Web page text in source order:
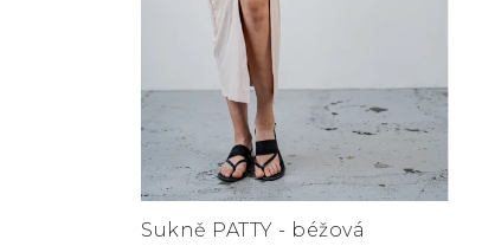
Sukně PATTY - béžová